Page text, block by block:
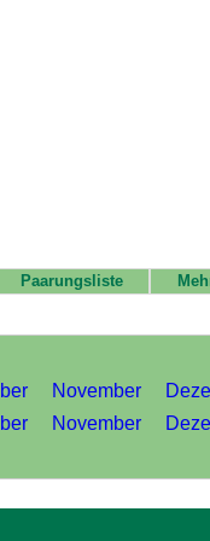
Paarungsliste
November
November